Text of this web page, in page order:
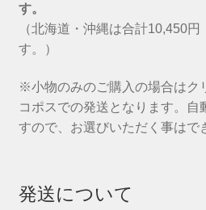
す。
（北海道・沖縄は合計10,450
す。）
※小物のみのご購入の場合はク
コポスでの発送となります。自
すので、お選びいただく事はで
発送について